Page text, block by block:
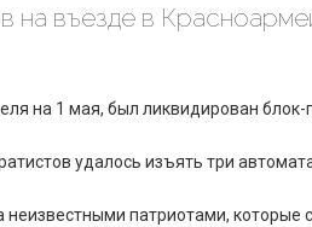
на въезде в
на 1 мая, был ликвидирован
удалось изъять три
патриотами, которые